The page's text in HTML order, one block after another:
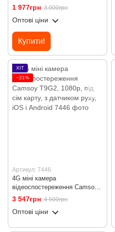
OC-01-PTZ, під сім карту,
1 977грн 3 000грн
Оптові ціни
Купити!
ХІТ
−21%
Артикул: 7446
4G міні камера
відеоспостереження Camsoy
T9G2, 1080p, під сім карту, з
датчиком руху, iOS і Android
3 547грн 4 500грн
Оптові ціни